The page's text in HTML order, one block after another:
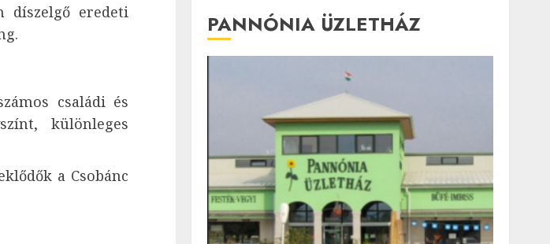
díszelgő eredeti
családi és
különleges
a Csobánc
PANNÓNIA ÜZLETHÁZ